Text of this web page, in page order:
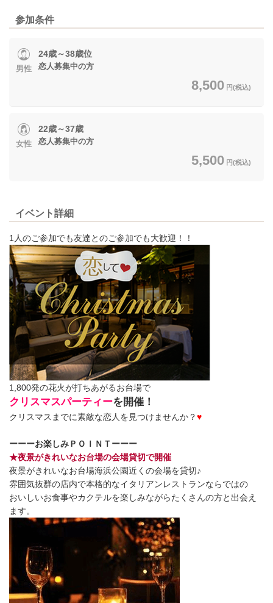
参加条件
男性
24歳～38歳位
恋人募集中の方
8,500 円(税込)
女性
22歳～37歳
恋人募集中の方
5,500 円(税込)
イベント詳細
1人のご参加でも友達とのご参加でも大歓迎！！
1,800発の花火が打ちあがるお台場で
クリスマスパーティーを開催！
クリスマスまでに素敵な恋人を見つけませんか？♥
ーーーお楽しみＰＯＩＮＴーーー
★夜景がきれいなお台場の会場貸切で開催
夜景がきれいなお台場海浜公園近くの会場を貸切♪
雰囲気抜群の店内で本格的なイタリアンレストランならではの
おいしいお食事やカクテルを楽しみながらたくさんの方と出会え
ます。